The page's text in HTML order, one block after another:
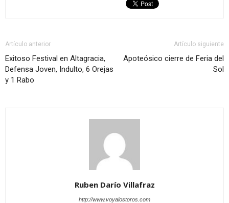
Artículo anterior
Exitoso Festival en Altagracia,
Defensa Joven, Indulto, 6 Orejas
y 1 Rabo
Artículo siguiente
Apoteósico cierre de Feria del
Sol
Ruben Darío Villafraz
http://www.voyalostoros.com